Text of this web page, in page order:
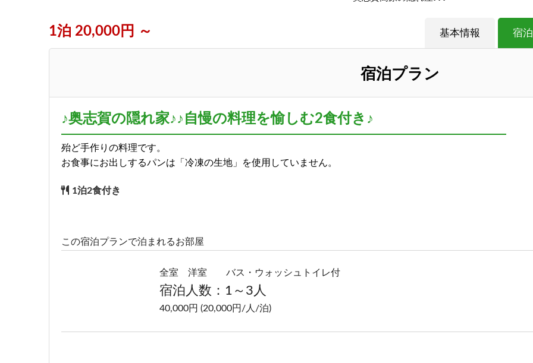
1泊 20,000円 ～ 基本情報 宿
宿泊プラン
♪奥志賀の隠れ家♪♪自慢の料理を愉しむ2食付き♪
殆ど手作りの料理です。
お食事にお出しするパンは「冷凍の生地」を使用していません。
1泊2食付き
この宿泊プランで泊まれるお部屋
全室 洋室 バス・ウォッシュトイレ付
宿泊人数：1～3人
40,000円 (20,000円/人/泊)